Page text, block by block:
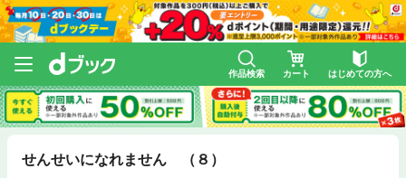
作品検索 カート はじめての方へ
せんせいになれません （８）